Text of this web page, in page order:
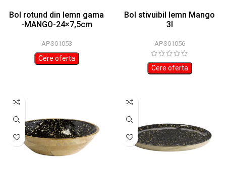
Bol rotund din lemn gama
-MANGO-24×7,5cm
APS01053
Cere oferta
Bol stivuibil lemn Mango
3l
APS01056
Cere oferta